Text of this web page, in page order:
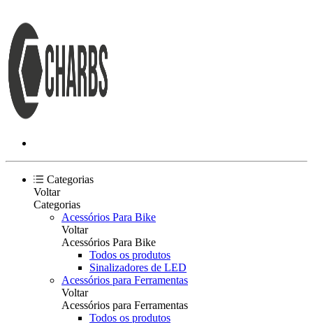
Categorias
Voltar
Categorias
Acessórios Para Bike
Voltar
Acessórios Para Bike
Todos os produtos
Sinalizadores de LED
Acessórios para Ferramentas
Voltar
Acessórios para Ferramentas
Todos os produtos